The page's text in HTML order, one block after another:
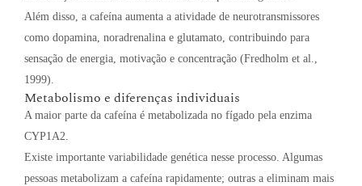
Além disso, a cafeína aumenta a atividade de neurotransmissores
como dopamina, noradrenalina e glutamato, contribuindo para
sensação de energia, motivação e concentração (Fredholm et al.,
1999).
Metabolismo e diferenças individuais
A maior parte da cafeína é metabolizada no fígado pela enzima
CYP1A2.
Existe importante variabilidade genética nesse processo. Algumas
pessoas metabolizam a cafeína rapidamente; outras a eliminam mais